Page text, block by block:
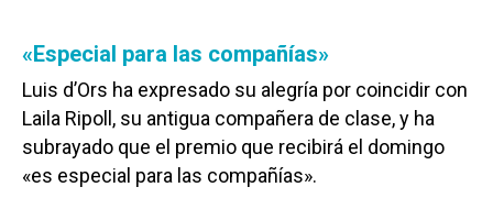
«Especial para las compañías»
Luis d’Ors ha expresado su alegría por coincidir con
Laila Ripoll, su antigua compañera de clase, y ha
subrayado que el premio que recibirá el domingo
«es especial para las compañías».